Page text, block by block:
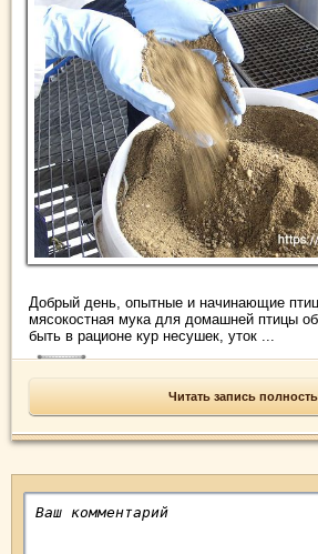
Добрый день, опытные и начинающие
мясокостная мука для домашней птицы
быть в рационе кур несушек, уток ...
Читать запись